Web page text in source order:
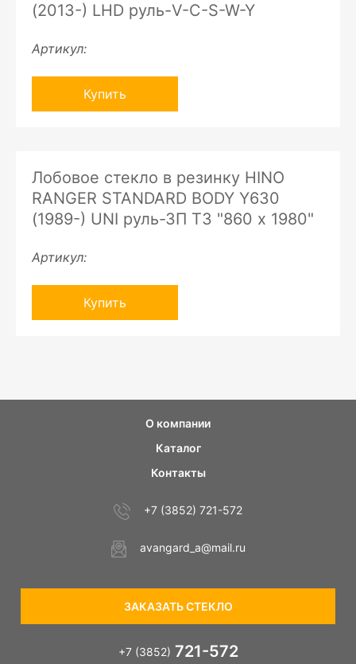
(2013-) LHD руль-V-C-S-W-Y
Артикул:
Купить
Лобовое стекло в резинку HINO
RANGER STANDARD BODY Y630
(1989-) UNI руль-ЗП ТЗ "860 х 1980"
Артикул:
Купить
О компании
Каталог
Контакты
+7 (3852) 721-572
avangard_a@mail.ru
ЗАКАЗАТЬ СТЕКЛО
+7 (3852) 721-572